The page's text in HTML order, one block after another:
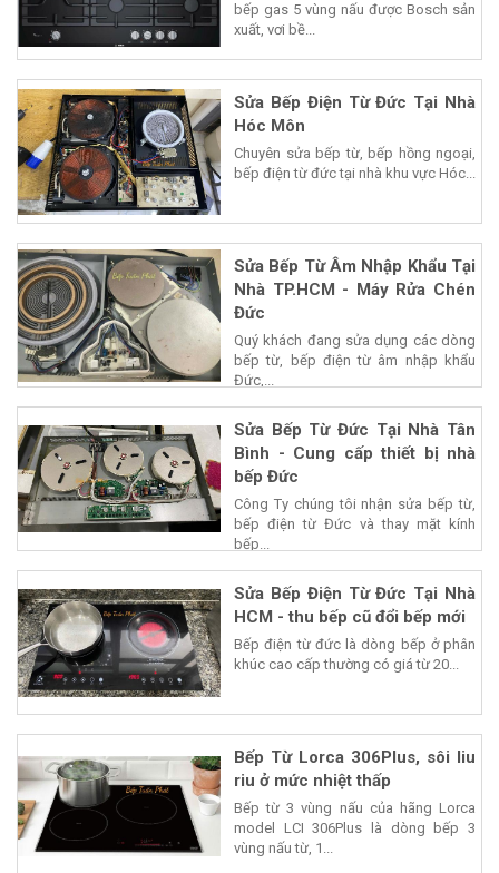
bếp gas 5 vùng nấu được Bosch sản
xuất, vơi bề...
Sửa Bếp Điện Từ Đức Tại Nhà
Hóc Môn
Chuyên sửa bếp từ, bếp hồng ngoại,
bếp điện từ đức tại nhà khu vực Hóc...
Sửa Bếp Từ Âm Nhập Khẩu Tại
Nhà TP.HCM - Máy Rửa Chén
Đức
Quý khách đang sửa dụng các dòng
bếp từ, bếp điện từ âm nhập khẩu
Đức,...
Sửa Bếp Từ Đức Tại Nhà Tân
Bình - Cung cấp thiết bị nhà
bếp Đức
Công Ty chúng tôi nhận sửa bếp từ,
bếp điện từ Đức và thay mặt kính
bếp...
Sửa Bếp Điện Từ Đức Tại Nhà
HCM - thu bếp cũ đổi bếp mới
Bếp điện từ đức là dòng bếp ở phân
khúc cao cấp thường có giá từ 20...
Bếp Từ Lorca 306Plus, sôi liu
riu ở mức nhiệt thấp
Bếp từ 3 vùng nấu của hãng Lorca
model LCI 306Plus là dòng bếp 3
vùng nấu từ, 1...